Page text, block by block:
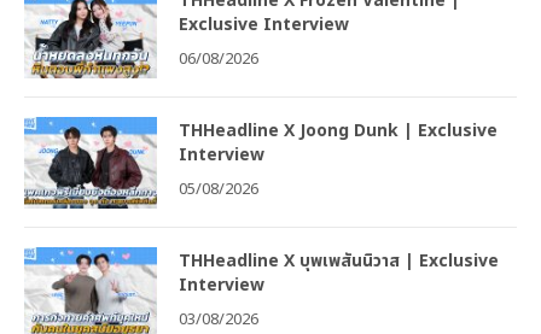
Exclusive Interview
06/08/2026
THHeadline X Joong Dunk | Exclusive
Interview
05/08/2026
THHeadline X บุพเพสันนิวาส | Exclusive
Interview
03/08/2026